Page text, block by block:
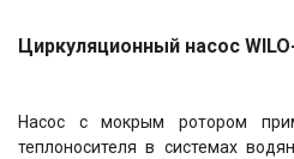
Циркуляционный насос
Насос с мокрым ротором
теплоносителя в системах